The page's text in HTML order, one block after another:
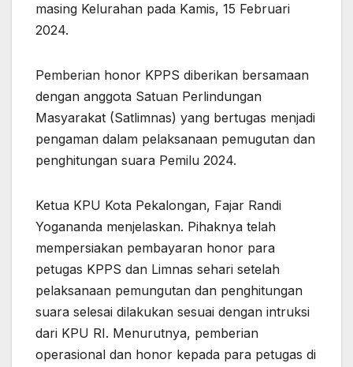
masing Kelurahan pada Kamis, 15 Februari
2024.
Pemberian honor KPPS diberikan bersamaan
dengan anggota Satuan Perlindungan
Masyarakat (Satlimnas) yang bertugas menjadi
pengaman dalam pelaksanaan pemugutan dan
penghitungan suara Pemilu 2024.
Ketua KPU Kota Pekalongan, Fajar Randi
Yogananda menjelaskan. Pihaknya telah
mempersiakan pembayaran honor para
petugas KPPS dan Limnas sehari setelah
pelaksanaan pemungutan dan penghitungan
suara selesai dilakukan sesuai dengan intruksi
dari KPU RI. Menurutnya, pemberian
operasional dan honor kepada para petugas di